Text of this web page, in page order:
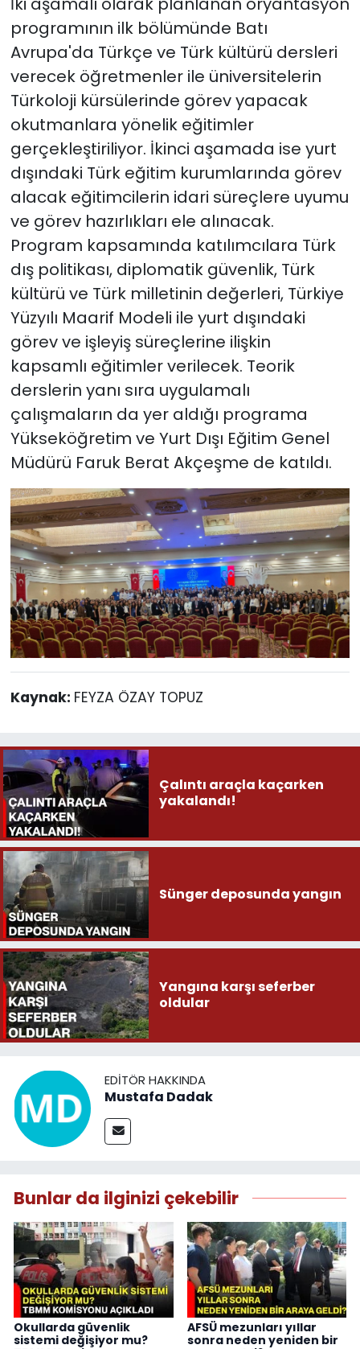
programının ilk bölümünde Batı
Avrupa'da Türkçe ve Türk kültürü dersleri
verecek öğretmenler ile üniversitelerin
Türkoloji kürsülerinde görev yapacak
okutmanlara yönelik eğitimler
gerçekleştiriliyor. İkinci aşamada ise yurt
dışındaki Türk eğitim kurumlarında görev
alacak eğitimcilerin idari süreçlere uyumu
ve görev hazırlıkları ele alınacak.
Program kapsamında katılımcılara Türk
dış politikası, diplomatik güvenlik, Türk
kültürü ve Türk milletinin değerleri, Türkiye
Yüzyılı Maarif Modeli ile yurt dışındaki
görev ve işleyiş süreçlerine ilişkin
kapsamlı eğitimler verilecek. Teorik
derslerin yanı sıra uygulamalı
çalışmaların da yer aldığı programa
Yükseköğretim ve Yurt Dışı Eğitim Genel
Müdürü Faruk Berat Akçeşme de katıldı.
Kaynak: FEYZA ÖZAY TOPUZ
Çalıntı araçla kaçarken
yakalandı!
Sünger deposunda yangın
Yangına karşı seferber
oldular
EDITÖR HAKKINDA
Mustafa Dadak
Bunlar da ilginizi çekebilir
Okullarda güvenlik
sistemi değişiyor mu?
AFSÜ mezunları yıllar
sonra neden yeniden bir